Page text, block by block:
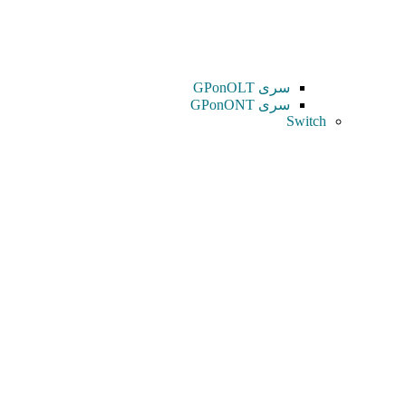
سری GPonOLT
سری GPonONT
Switch